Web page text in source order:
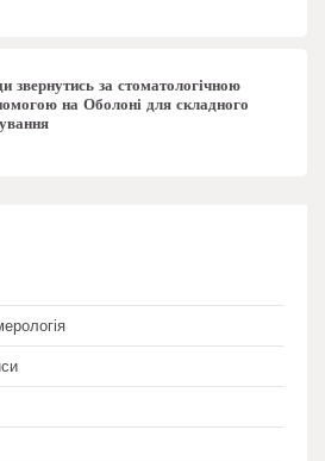
звернутись за стоматологічною
на Оболоні для складного